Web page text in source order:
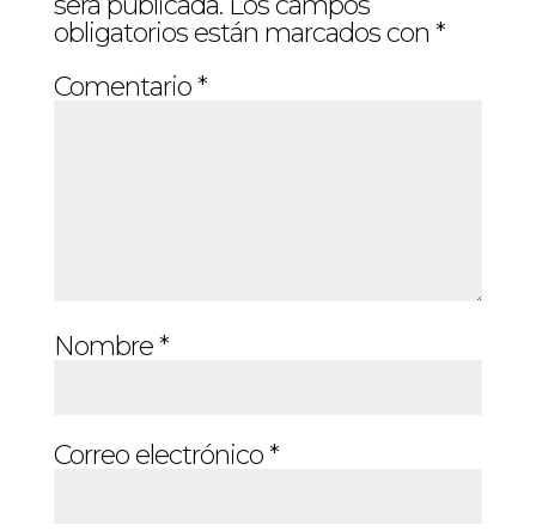
obligatorios están marcados con *
Comentario*
Nombre*
Correo electrónico*